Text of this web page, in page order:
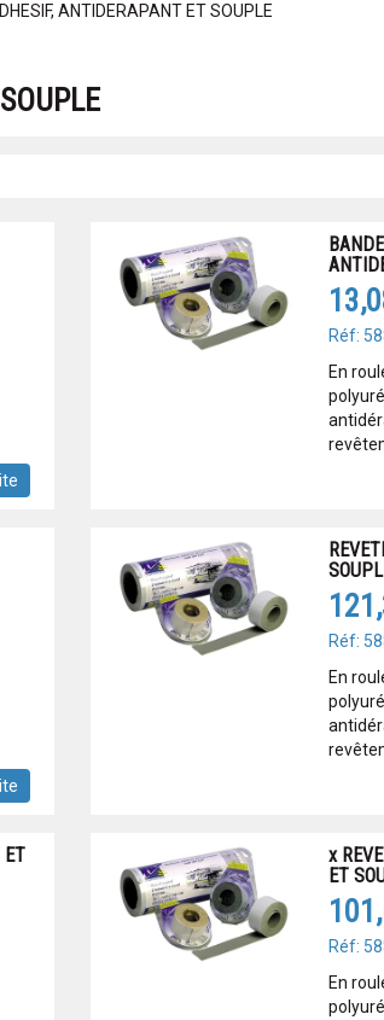
ANTIDERAPANT ET SOUPLE
Réf:
En
Réf:
En
ET
x
ET
Réf:
En